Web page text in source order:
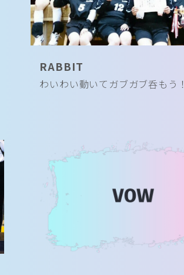
RABBIT
わいわい動いてガブガブ呑もう！